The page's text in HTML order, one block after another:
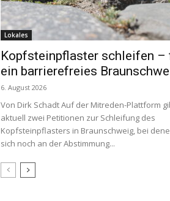
Lokales
Kopfsteinpflaster schleifen –
ein barrierefreies
6. August 2026
Von Dirk Schadt Auf der Mitreden-Plattform
aktuell zwei Petitionen zur Schleifung des
Kopfsteinpflasters in Braunschweig, bei
sich noch an der Abstimmung...